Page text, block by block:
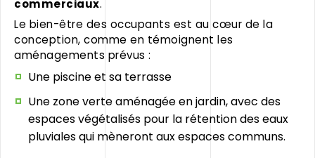
commerciaux.
Le bien-être des occupants est au cœur de la
conception, comme en témoignent les
aménagements prévus :
Une piscine et sa terrasse
Une zone verte aménagée en jardin, avec des
espaces végétalisés pour la rétention des eaux
pluviales qui mèneront aux espaces communs.